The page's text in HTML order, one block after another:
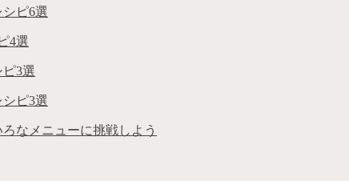
ピ6選
4選
3選
ピ3選
なメニューに挑戦しよう